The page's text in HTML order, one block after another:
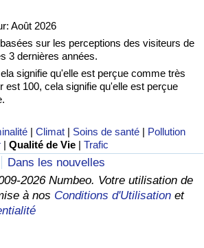
Août 2026
sur les perceptions des visiteurs de
3 dernières années.
signifie qu'elle est perçue comme très
est 100, cela signifie qu'elle est perçue
|Climat | Soins de santé | Pollution
|Qualité de Vie |Trafic
Dans les nouvelles
2026 Numbeo. Votre utilisation de
à nos Conditions d'Utilisation et
santé
santé par Pays
(Actuel)
par Pays